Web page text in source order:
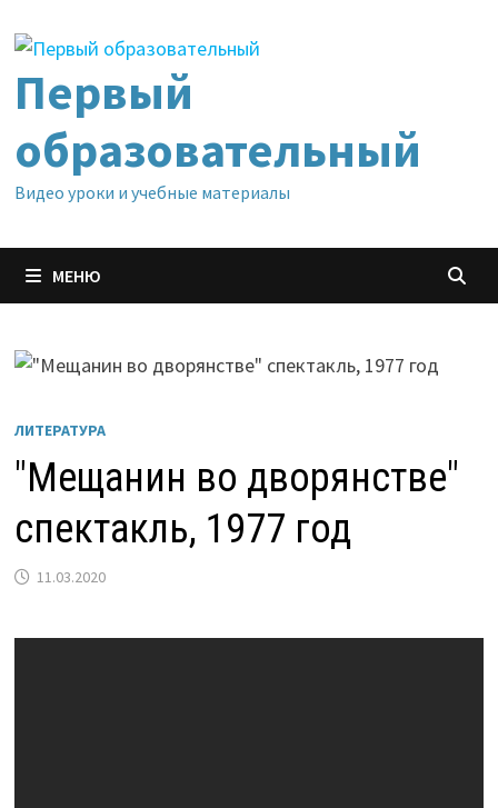
содержимому
Первый
образовательный
Видео уроки и учебные материалы
МЕНЮ
ЛИТЕРАТУРА
"Мещанин во дворянстве"
спектакль, 1977 год
11.03.2020